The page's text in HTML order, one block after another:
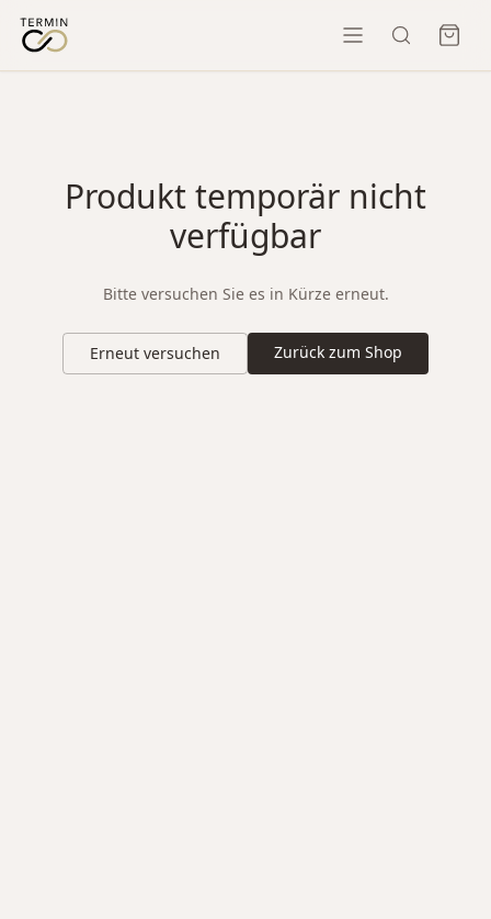
Produkt temporär nicht
verfügbar
Bitte versuchen Sie es in Kürze erneut.
Erneut versuchen Zurück zum Shop